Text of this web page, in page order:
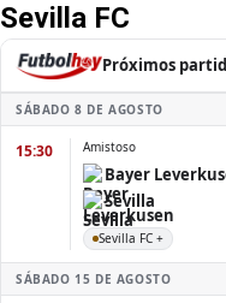
Sevilla FC